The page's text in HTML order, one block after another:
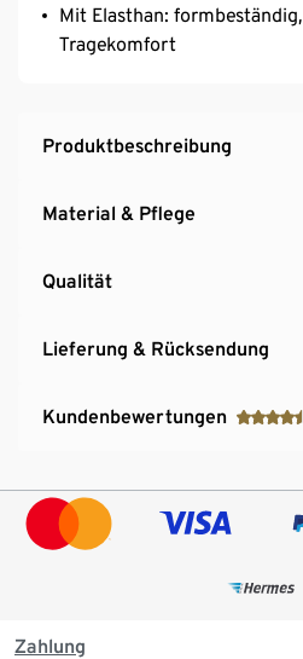
Mit Elasthan:
Tragekomfort
Produktbeschreibung
Material & Pflege
Qualität
Lieferung & Rücksendung
Kundenbewertungen
Zahlung